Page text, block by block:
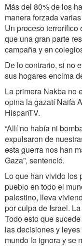
Más del 80% de los
manera forzada
Un proceso
que una gran parte
campaña y en
De lo contrario, si no
sus hogares encima
La primera Nakba no
opina la gazatí Naifa
HispanTV.
“Allí no había ni
expulsaron de
esta guerra nos han
Gaza”, sentenció.
Lo que han vivido los
pueblo en todo el
palestino, lleva
por culpa de Israel.
Todo esto que
las decisiones y
mundo lo ignora y se